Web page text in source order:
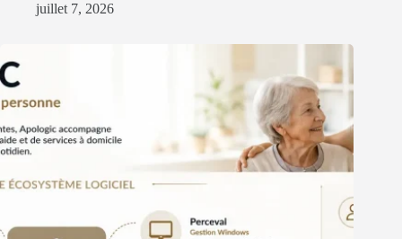
juillet 7, 2026